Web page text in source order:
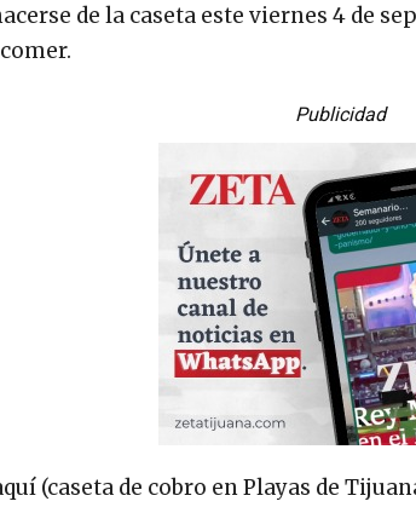
de la caseta este viernes 4 de
Publicidad
(caseta de cobro en Playas de